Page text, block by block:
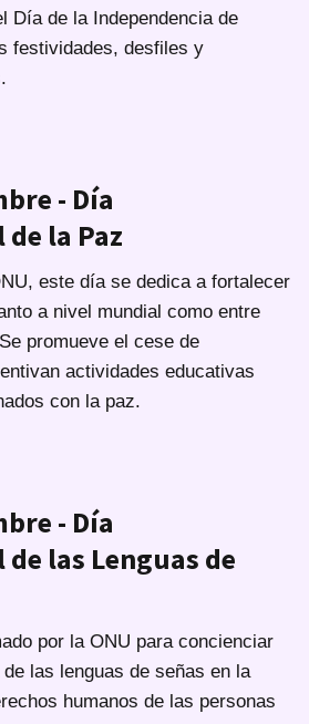
Día de la Independencia de
festividades, desfiles y
- Día
la Paz
este día se dedica a fortalecer
a nivel mundial como entre
promueve el cese de
actividades educativas
con la paz.
- Día
las Lenguas de
por la ONU para concienciar
las lenguas de señas en la
humanos de las personas